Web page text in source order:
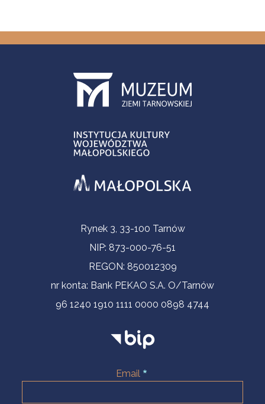
Informacje kontaktoweRynek 3, 33-100 Tarnów
NIP: 873-000-76-51
REGON: 850012309
nr konta: Bank PEKAO S.A. O/Tarnów
96 1240 1910 1111 0000 0898 4744
Email